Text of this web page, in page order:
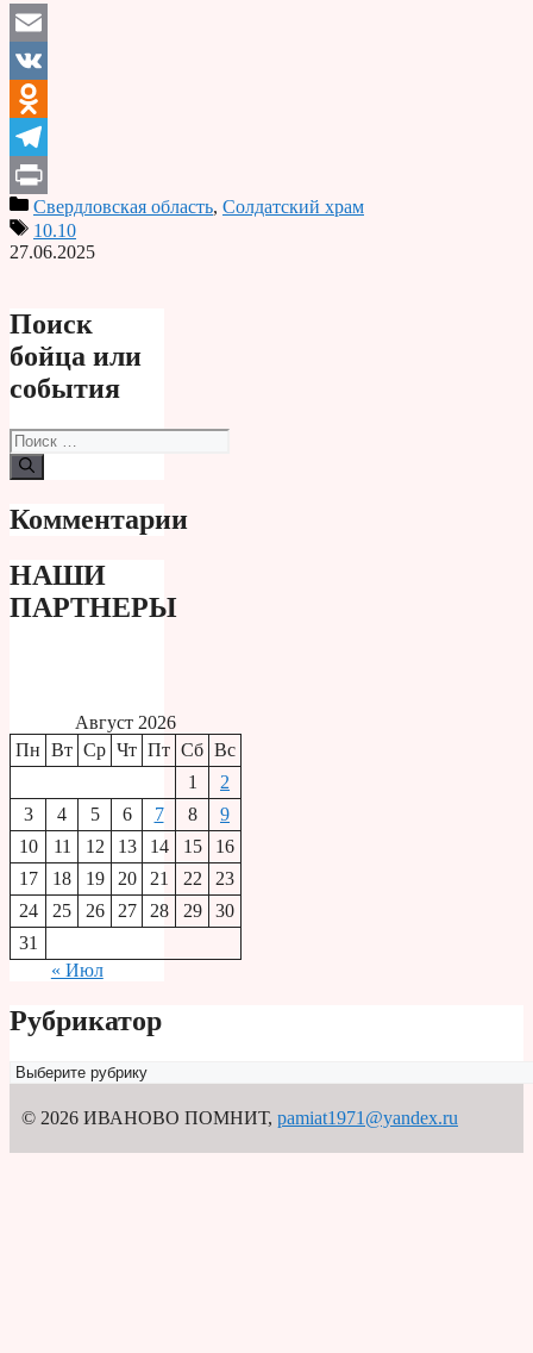
Email
VK
Odnoklassniki
Telegram
PrintСвердловская область, Солдатский храм
10.10
27.06.2025
Поиск
бойца или
события
Поиск:
Комментарии
НАШИ
ПАРТНЕРЫ
Август 2026
Пн Вт Ср Чт Пт Сб Вс
1
2
3
4 5 6 7 8
9
10
11 12 13 14 15
16
17
18 19 20 21 22
23
24
25 26 27 28 29
30
31
« Июл
Рубрикатор
Рубрикатор
© 2026 ИВАНОВО ПОМНИТ, pamiat1971@yandex.ru